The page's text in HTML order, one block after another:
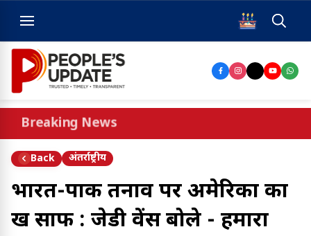
Breaking News
Back अंतर्राष्ट्रीय
भारत-पाक तनाव पर अमेरिका का
रुख साफ : जेडी वेंस बोले - हमारा